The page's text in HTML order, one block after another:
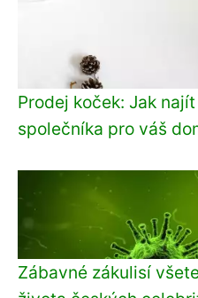
Prodej koček: Jak
společníka pro váš
Zábavné zákulisí